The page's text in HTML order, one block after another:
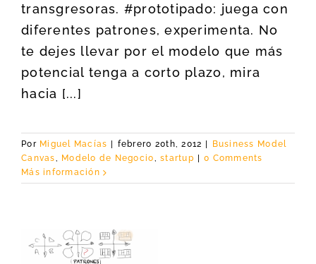
transgresoras. #prototipado: juega con
diferentes patrones, experimenta. No
te dejes llevar por el modelo que más
potencial tenga a corto plazo, mira
hacia [...]
Por Miguel Macías febrero 20th, 2012
Business Model
Canvas, Modelo de Negocio,startup
0 Comments
Más información